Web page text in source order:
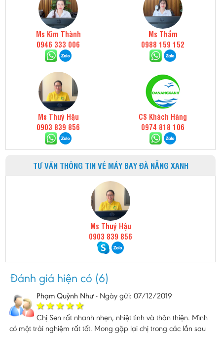
Ms Kim Thành
0946 333 006
Ms Thắm
0988 159 152
Ms Thuý Hậu
0903 839 856
CS Khách Hàng
0974 818 106
TƯ VẤN THÔNG TIN VÉ MÁY BAY ĐÀ NẴNG XANH
Ms Thuý Hậu
0903 839 856
Đánh giá hiện có (6)
Phạm Quỳnh Như - Ngày gửi: 07/12/2019
Chị Sen rất nhanh nhẹn, nhiệt tình và thân thiện. Mình
có một trải nghiệm rất tốt. Mong gặp lại chị trong các lần sau